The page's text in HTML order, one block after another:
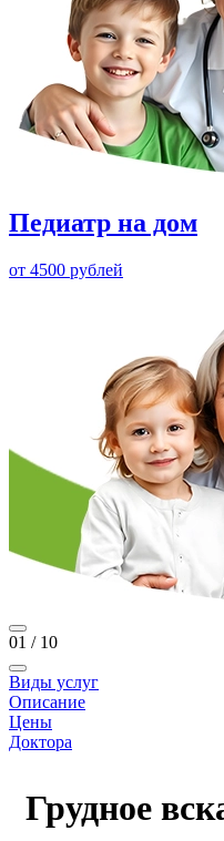
Педиатр на дом
от 4500 рублей
01 / 10
Виды услуг
Описание
Цены
Доктора
Грудное